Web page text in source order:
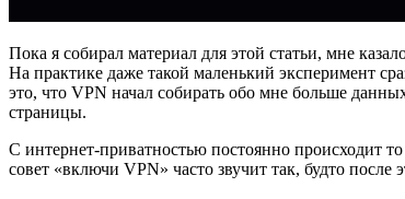
Пока я собирал материал для этой статьи, мне
На практике даже такой маленький эксперимент
это, что VPN начал собирать обо мне больше
страницы.
С интернет-приватностью постоянно происходит
совет «включи VPN» часто звучит так, будто